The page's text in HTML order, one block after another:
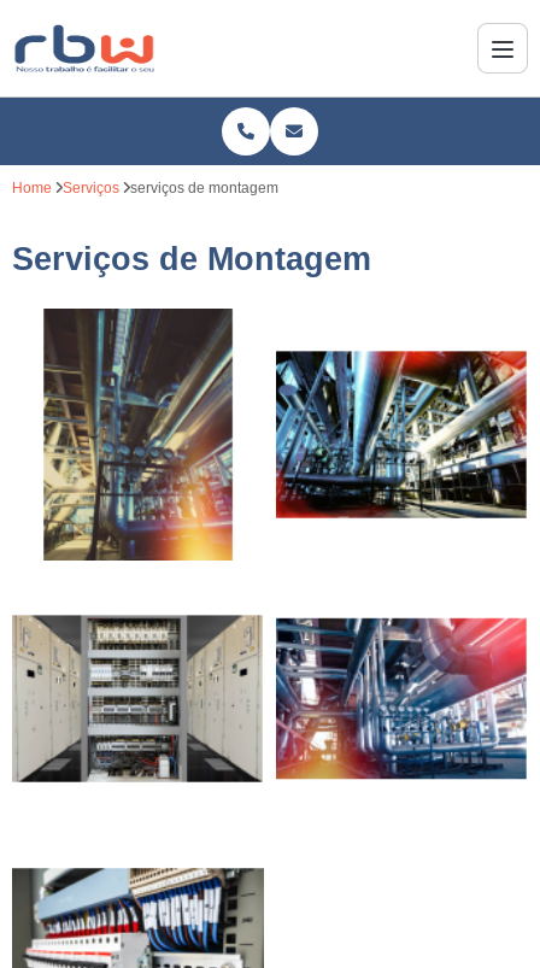
Home Serviços serviços de montagem
Serviços de Montagem